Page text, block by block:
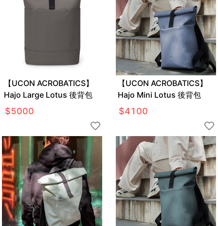
【UCON ACROBATICS】
Hajo Large Lotus 後背包
$5000
【UCON ACROBATICS】
Hajo Mini Lotus 後背包
$4100